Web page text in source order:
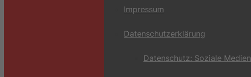
Impressum
Datenschutzerklärung
Datenschutz: Soziale Medien